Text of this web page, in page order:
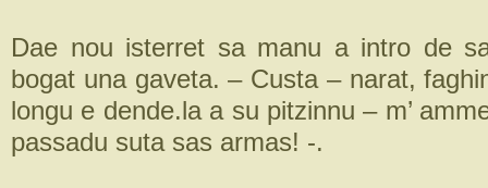
Dae nou isterret sa manu a intro de
bogat una gaveta. – Custa – narat,
longu e dende.la a su pitzinnu – m’
passadu suta sas armas! -.